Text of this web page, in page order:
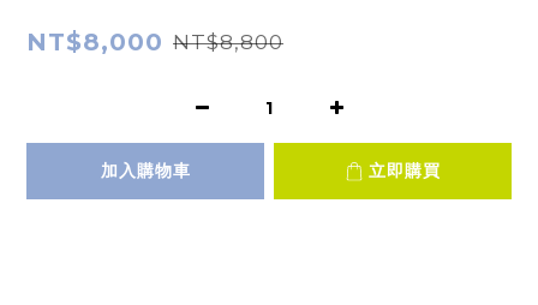
NT$8,000 NT$8,800
加入購物車 立即購買